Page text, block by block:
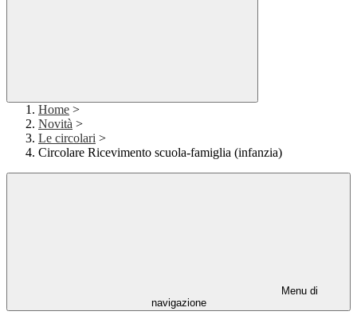
Home >
Novità >
Le circolari >
Circolare Ricevimento scuola-famiglia (infanzia)
Menu di
navigazione